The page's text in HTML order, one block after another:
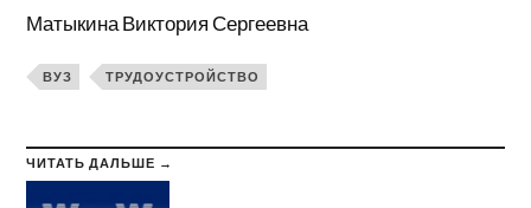
Матыкина Виктория Сергеевна
ВУЗ ТРУДОУСТРОЙСТВО
ЧИТАТЬ ДАЛЬШЕ →